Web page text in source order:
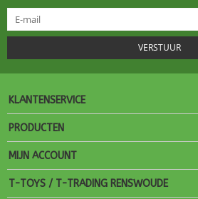
VERSTUUR
KLANTENSERVICE
PRODUCTEN
MIJN ACCOUNT
T-TOYS / T-TRADING RENSWOUDE